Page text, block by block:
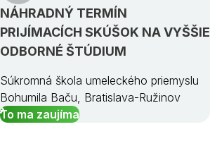
NÁHRADNÝ TERMÍN
PRIJÍMACÍCH SKÚŠOK NA VYŠŠIE
ODBORNÉ ŠTÚDIUM
Súkromná škola umeleckého priemyslu
Bohumila Baču, Bratislava-Ružinov
To ma zaujíma